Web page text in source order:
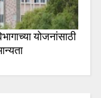
योजनांसाठी